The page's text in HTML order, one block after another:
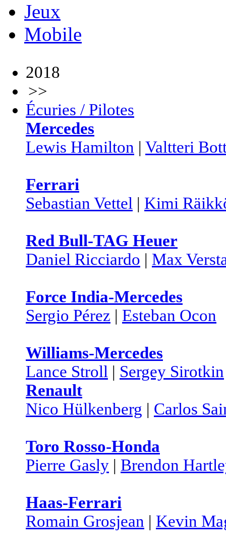
Jeux
Mobile
2018
>>
Écuries / Pilotes
Mercedes
Lewis Hamilton | Valtteri
Ferrari
Sebastian Vettel | Kimi
Red Bull-TAG Heuer
Daniel Ricciardo | Max
Force India-Mercedes
Sergio Pérez | Esteban Ocon
Williams-Mercedes
Lance Stroll | Sergey Sirotkin
Renault
Nico Hülkenberg | Carlos
Toro Rosso-Honda
Pierre Gasly | Brendon
Haas-Ferrari
Romain Grosjean | Kevin